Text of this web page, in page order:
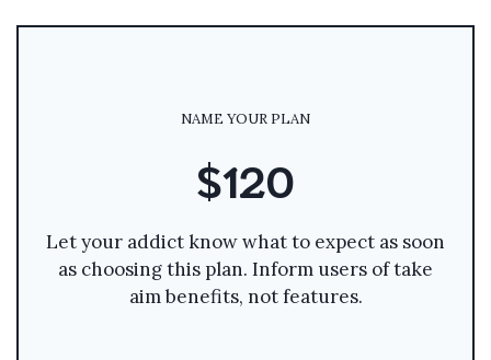
NAME YOUR PLAN
$120
Let your addict know what to expect as soon
as choosing this plan. Inform users of take
aim benefits, not features.